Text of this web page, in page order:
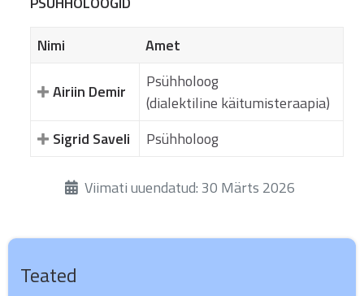
Nimi
Amet
Airiin Demir
Psühholoog
(dialektiline käitumisteraapia)
Sigrid Saveli
Psühholoog
ÜksikasjadViimati uuendatud: 30 Märts 2026
Teated